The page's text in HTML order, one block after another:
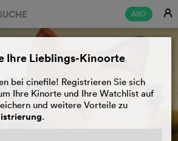
ABO E
Ihre Lieblings-Kinoorte
bei cinefile! Registrieren Sie sich
Ihre Kinorte und Ihre Watchlist auf
und weitere Vorteile zu
.